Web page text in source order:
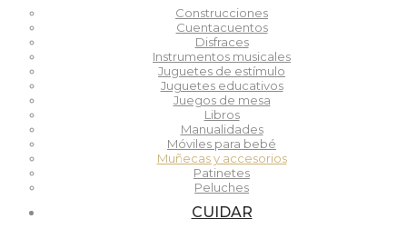
Construcciones
Cuentacuentos
Disfraces
Instrumentos musicales
Juguetes de estímulo
Juguetes educativos
Juegos de mesa
Libros
Manualidades
Móviles para bebé
Muñecas y accesorios
Patinetes
Peluches
CUIDAR